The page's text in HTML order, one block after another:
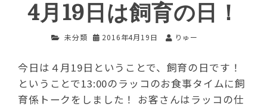
4月19日は飼育の日！
未分類 2016年4月19日 りゅー
今日は４月19日ということで、飼育の日です！
ということで13:00のラッコのお食事タイムに飼
育係トークをしました！ お客さんはラッコの仕